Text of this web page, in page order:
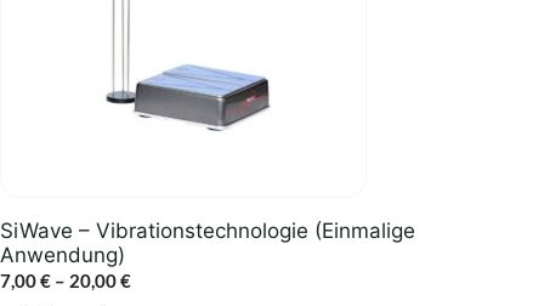
SiWave – Vibrationstechnologie (Einmalige
Anwendung)
7,00€ – 20,00€Preisspanne:
werden